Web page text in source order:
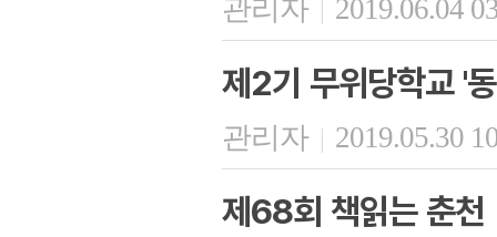
관리자 | 2019.06.04
제2기 무위당학교 '
관리자 | 2019.05.30
제68회 책읽는 춘천